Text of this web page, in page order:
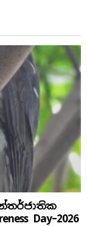
Day–2026